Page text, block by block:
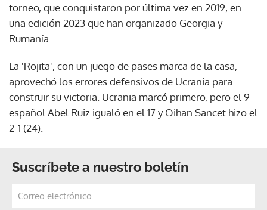
torneo, que conquistaron por última vez en 2019, en
una edición 2023 que han organizado Georgia y
Rumanía.
La 'Rojita', con un juego de pases marca de la casa,
aprovechó los errores defensivos de Ucrania para
construir su victoria. Ucrania marcó primero, pero el 9
español Abel Ruiz igualó en el 17 y Oihan Sancet hizo el
2-1 (24).
Suscríbete a nuestro boletín